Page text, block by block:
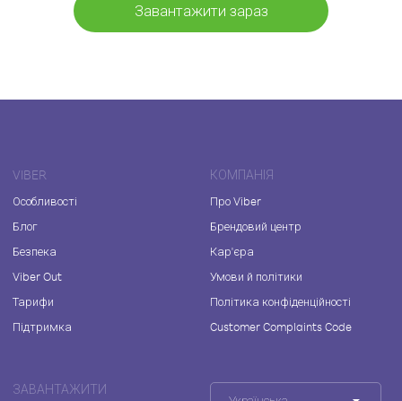
Завантажити зараз
VIBER
Особливості
Блог
Безпека
Viber Out
Тарифи
Підтримка
КОМПАНІЯ
Про Viber
Брендовий центр
Кар'єра
Умови й політики
Політика конфіденційності
Customer Complaints Code
ЗАВАНТАЖИТИ